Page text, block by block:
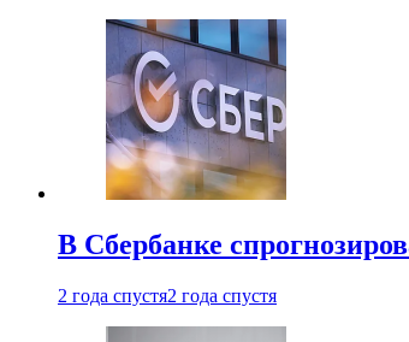
В Сбербанке
2 года спустя2 года спустя